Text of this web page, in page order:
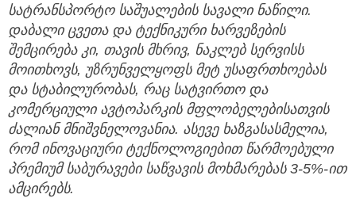
სატრანსპორტო საშუალების სავალი ნაწილი.
დაბალი ცვეთა და ტექნიკური ხარვეზების
შემცირება კი, თავის მხრივ, ნაკლებ სერვისს
მოითხოვს, უზრუნველყოფს მეტ უსაფრთხოებას
და სტაბილურობას, რაც სატვირთო და
კომერციული ავტოპარკის მფლობელებისათვის
ძალიან მნიშვნელოვანია. ასევე ხაზგასასმელია,
რომ ინოვაციური ტექნოლოგიებით წარმოებული
პრემიუმ საბურავები საწვავის მოხმარებას 3-5%-ით
ამცირებს.